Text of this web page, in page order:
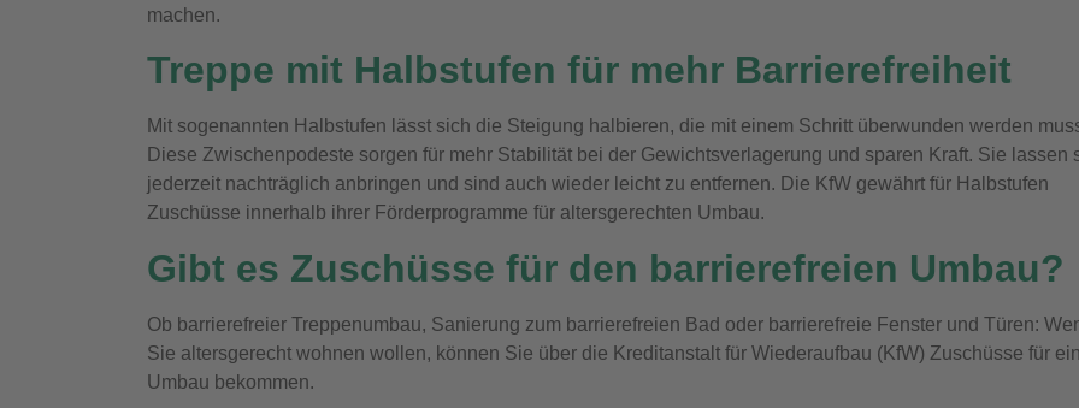
machen.
Treppe mit Halbstufen für mehr Barrierefreiheit
Mit sogenannten Halbstufen lässt sich die Steigung halbieren, die mit einem Schritt überwunden werden
Diese Zwischenpodeste sorgen für mehr Stabilität bei der Gewichtsverlagerung und sparen Kraft. Sie lassen
jederzeit nachträglich anbringen und sind auch wieder leicht zu entfernen. Die KfW gewährt für Halbstufen
Zuschüsse innerhalb ihrer Förderprogramme für altersgerechten Umbau.
Gibt es Zuschüsse für den barrierefreien Umbau?
Ob barrierefreier Treppenumbau, Sanierung zum barrierefreien Bad oder barrierefreie Fenster und Türen:
Sie altersgerecht wohnen wollen, können Sie über die Kreditanstalt für Wiederaufbau (KfW) Zuschüsse für
Umbau bekommen.